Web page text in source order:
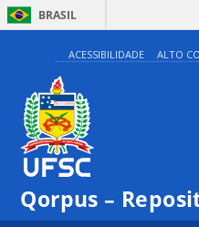
BRASIL
ACESSIBILIDADE ALTO
Qorpus –